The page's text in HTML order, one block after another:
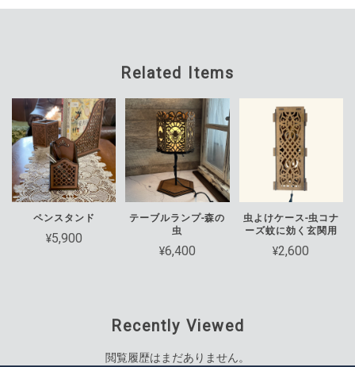
Related Items
ペンスタンド
¥5,900
テーブルランプ-森の
虫
¥6,400
虫よけケース-虫コナ
ーズ蚊に効く玄関用
¥2,600
Recently Viewed
閲覧履歴はまだありません。